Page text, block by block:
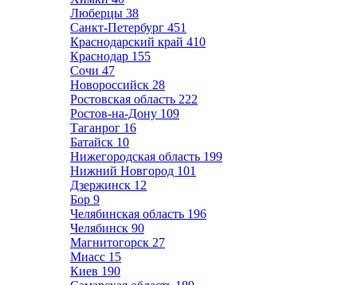
Люберцы 38
Санкт-Петербург 451
Краснодарский край 410
Краснодар 155
Сочи 47
Новороссийск 28
Ростовская область 222
Ростов-на-Дону 109
Таганрог 16
Батайск 10
Нижегородская область 199
Нижний Новгород 101
Дзержинск 12
Бор 9
Челябинская область 196
Челябинск 90
Магнитогорск 27
Миасс 15
Киев 190